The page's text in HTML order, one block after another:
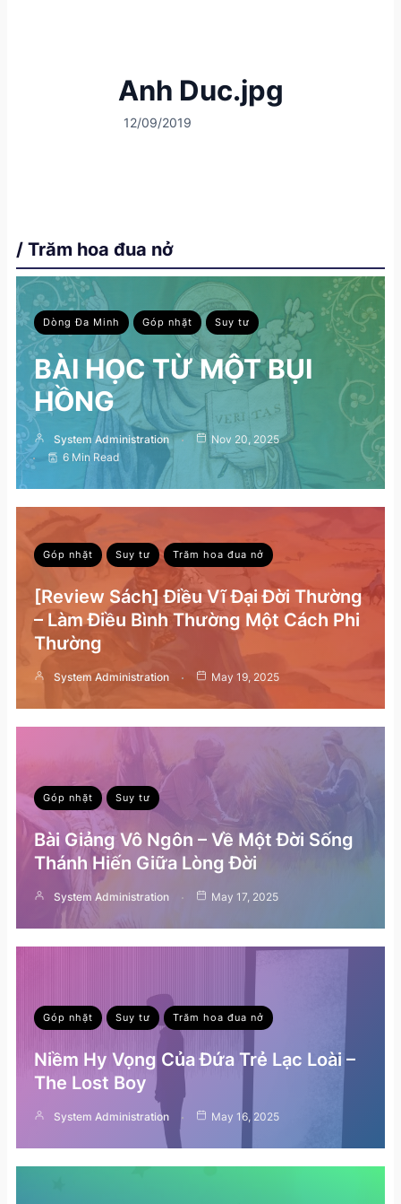
Anh Duc.jpg
12/09/2019
/ Trăm hoa đua nở
Dòng Đa Minh Góp nhặt Suy tư
BÀI HỌC TỪ MỘT BỤI
HỒNG
System Administration
Nov 20, 2025
6 Min Read
Góp nhặt Suy tư Trăm hoa đua nở
[Review Sách] Điều Vĩ Đại Đời Thường
– Làm Điều Bình Thường Một Cách Phi
Thường
System Administration May 19, 2025
Góp nhặt Suy tư
Bài Giảng Vô Ngôn – Về Một Đời Sống
Thánh Hiến Giữa Lòng Đời
System Administration May 17, 2025
Góp nhặt Suy tư Trăm hoa đua nở
Niềm Hy Vọng Của Đứa Trẻ Lạc Loài –
The Lost Boy
System Administration May 16, 2025